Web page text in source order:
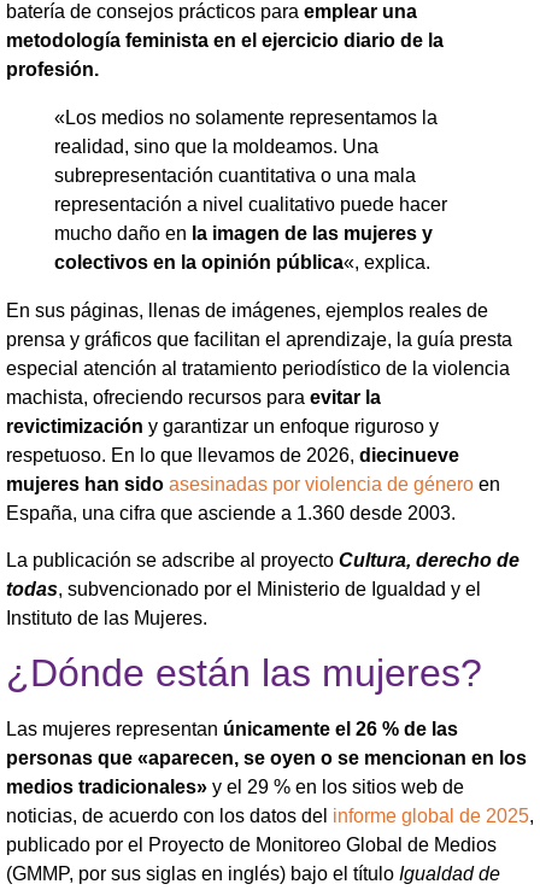
batería de consejos prácticos para emplear una
metodología feminista en el ejercicio diario de la
profesión.
«Los medios no solamente representamos la
realidad, sino que la moldeamos. Una
subrepresentación cuantitativa o una mala
representación a nivel cualitativo puede hacer
mucho daño en la imagen de las mujeres y
colectivos en la opinión pública«, explica.
En sus páginas, llenas de imágenes, ejemplos reales de
prensa y gráficos que facilitan el aprendizaje, la guía presta
especial atención al tratamiento periodístico de la violencia
machista, ofreciendo recursos para evitar la
revictimización y garantizar un enfoque riguroso y
respetuoso. En lo que llevamos de 2026, diecinueve
mujeres han sido asesinadas por violencia de género en
España, una cifra que asciende a 1.360 desde 2003.
La publicación se adscribe al proyecto Cultura, derecho de
todas, subvencionado por el Ministerio de Igualdad y el
Instituto de las Mujeres.
¿Dónde están las mujeres?
Las mujeres representan únicamente el 26 % de las
personas que «aparecen, se oyen o se mencionan en los
medios tradicionales» y el 29 % en los sitios web de
noticias, de acuerdo con los datos del informe global de 2025,
publicado por el Proyecto de Monitoreo Global de Medios
(GMMP, por sus siglas en inglés) bajo el título Igualdad de